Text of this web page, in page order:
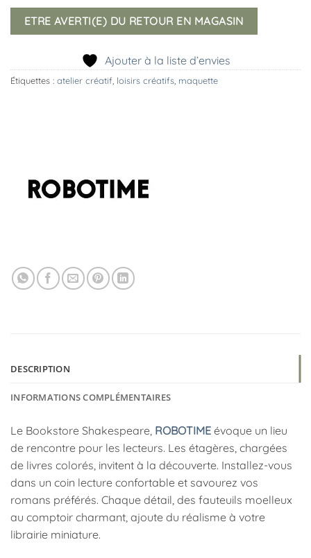
ETRE AVERTI(E) DU RETOUR EN MAGASIN
Ajouter à la liste d’envies
Étiquettes : atelier créatif loisirs créatifs maquette
DESCRIPTION
INFORMATIONS COMPLÉMENTAIRES
Le Bookstore Shakespeare, ROBOTIME évoque un lieu
de rencontre pour les lecteurs. Les étagères, chargées
de livres colorés, invitent à la découverte. Installez-vous
dans un coin lecture confortable et savourez vos
romans préférés. Chaque détail, des fauteuils moelleux
au comptoir charmant, ajoute du réalisme à votre
librairie miniature.